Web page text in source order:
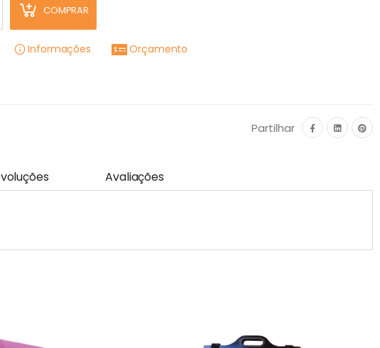
COMPRAR
Informações Orçamento
Partilhar
Avaliações